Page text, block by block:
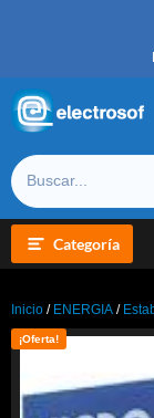
Categoría
Inicio / ENERGIA /
¡Oferta!